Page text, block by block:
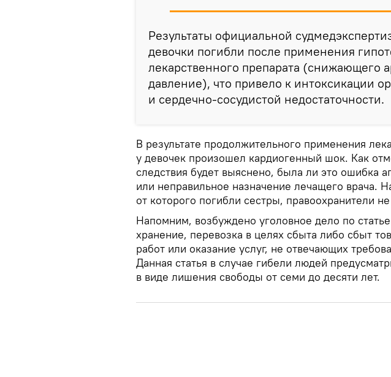
Результаты официальной
девочки погибли после применения
лекарственного препарата (снижающего
давление), что привело к интоксикации
и сердечно-сосудистой недостаточности.
В результате продолжительного применения
у девочек произошел кардиогенный шок. Как
следствия будет выяснено, была ли это ошибка
или неправильное назначение лечащего врача.
от которого погибли сестры, правоохранители
Напомним, возбуждено уголовное дело по
хранение, перевозка в целях сбыта либо сбыт
работ или оказание услуг, не отвечающих
Данная статья в случае гибели людей
в виде лишения свободы от семи до десяти лет.